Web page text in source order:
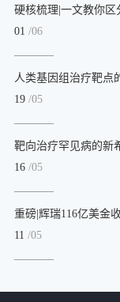
硬核梳理|一文教你区
01 /06
人类基因组治疗靶点
19 /05
靶向治疗罕见病的新
16 /05
重磅|辉瑞116亿美金
11 /05